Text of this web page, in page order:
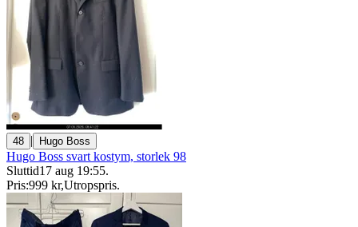
48 | Hugo Boss
Hugo Boss svart kostym, storlek 98
Sluttid17 aug 19:55.
Pris:999 kr,Utropspris.